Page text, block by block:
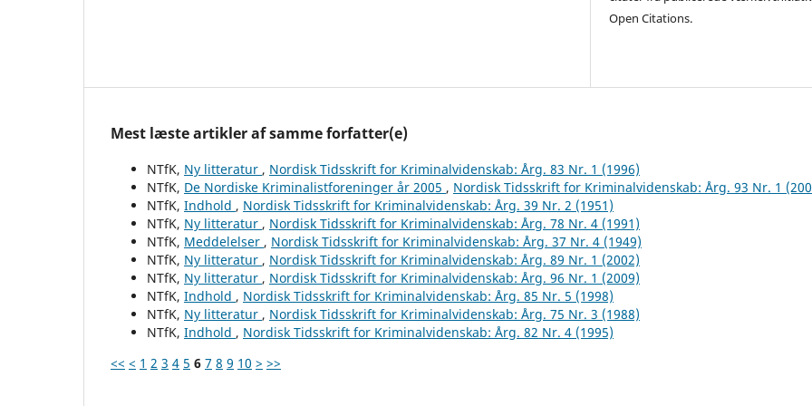
Open Citations.
Mest læste artikler af samme forfatter(e)
NTfK, Ny litteratur , Nordisk Tidsskrift for Kriminalvidenskab: Årg. 83 Nr. 1 (1996)
NTfK, De Nordiske Kriminalistforeninger år 2005 , Nordisk Tidsskrift for Kriminalvidenskab: Årg. 93 Nr. 1
NTfK, Indhold , Nordisk Tidsskrift for Kriminalvidenskab: Årg. 39 Nr. 2 (1951)
NTfK, Ny litteratur , Nordisk Tidsskrift for Kriminalvidenskab: Årg. 78 Nr. 4 (1991)
NTfK, Meddelelser , Nordisk Tidsskrift for Kriminalvidenskab: Årg. 37 Nr. 4 (1949)
NTfK, Ny litteratur , Nordisk Tidsskrift for Kriminalvidenskab: Årg. 89 Nr. 1 (2002)
NTfK, Ny litteratur , Nordisk Tidsskrift for Kriminalvidenskab: Årg. 96 Nr. 1 (2009)
NTfK, Indhold , Nordisk Tidsskrift for Kriminalvidenskab: Årg. 85 Nr. 5 (1998)
NTfK, Ny litteratur , Nordisk Tidsskrift for Kriminalvidenskab: Årg. 75 Nr. 3 (1988)
NTfK, Indhold , Nordisk Tidsskrift for Kriminalvidenskab: Årg. 82 Nr. 4 (1995)
<< < 1 2 3 4 5 6 7 8 9 10 > >>